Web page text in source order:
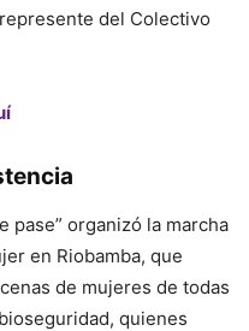
del Colectivo
pase” organizó la marcha
en Riobamba, que
de mujeres de todas
quienes